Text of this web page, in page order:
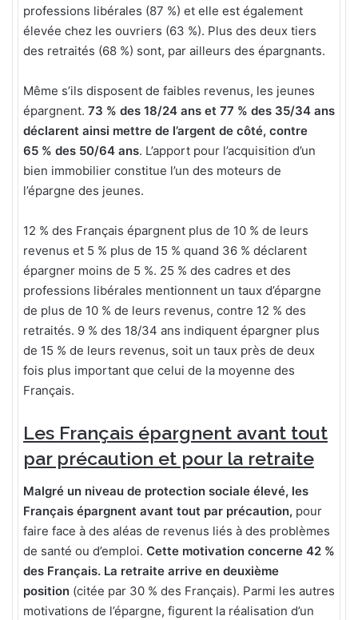
professions libérales (87 %) et elle est également
élevée chez les ouvriers (63 %). Plus des deux tiers
des retraités (68 %) sont, par ailleurs des épargnants.
Même s’ils disposent de faibles revenus, les jeunes
épargnent. 73 % des 18/24 ans et 77 % des 35/34 ans
déclarent ainsi mettre de l’argent de côté, contre
65 % des 50/64 ans. L’apport pour l’acquisition d’un
bien immobilier constitue l’un des moteurs de
l’épargne des jeunes.
12 % des Français épargnent plus de 10 % de leurs
revenus et 5 % plus de 15 % quand 36 % déclarent
épargner moins de 5 %. 25 % des cadres et des
professions libérales mentionnent un taux d’épargne
de plus de 10 % de leurs revenus, contre 12 % des
retraités. 9 % des 18/34 ans indiquent épargner plus
de 15 % de leurs revenus, soit un taux près de deux
fois plus important que celui de la moyenne des
Français.
Les Français épargnent avant tout
par précaution et pour la retraite
Malgré un niveau de protection sociale élevé, les
Français épargnent avant tout par précaution, pour
faire face à des aléas de revenus liés à des problèmes
de santé ou d’emploi. Cette motivation concerne 42 %
des Français. La retraite arrive en deuxième
position (citée par 30 % des Français). Parmi les autres
motivations de l’épargne, figurent la réalisation d’un